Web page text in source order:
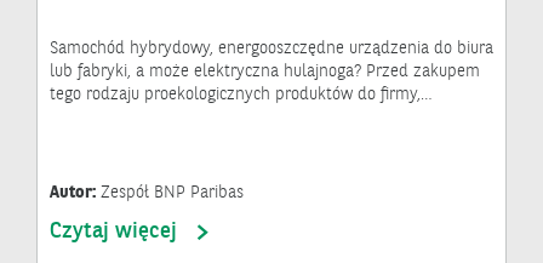
Samochód hybrydowy, energooszczędne urządzenia do biura
lub fabryki, a może elektryczna hulajnoga? Przed zakupem
tego rodzaju proekologicznych produktów do firmy,…
Autor: Zespół BNP Paribas
Czytaj więcej